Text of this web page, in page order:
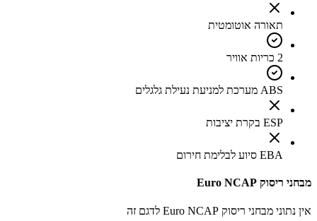
תאורה אוטומטית
2 כריות אוויר
ABS מערכת למניעת נעילת גלגלים
ESP בקרת יציבות
EBA סיוע לבלימת חירום
מבחני ריסוק Euro NCAP
אין נתוני מבחני ריסוק Euro NCAP לדגם זה